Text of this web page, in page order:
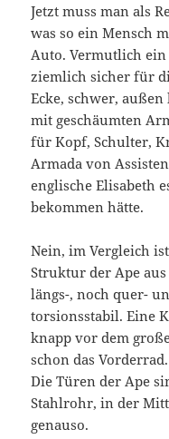
Jetzt muss man als
was so ein Mensch
Auto. Vermutlich
ziemlich sicher für
Ecke, schwer,
mit geschäumten
für Kopf, Schulter,
Armada von
englische Elisabeth
bekommen hätte.
Nein, im Vergleich
Struktur der Ape
längs-, noch quer-
torsionsstabil. Eine
knapp vor dem
schon das
Die Türen der Ape
Stahlrohr, in der
genauso.